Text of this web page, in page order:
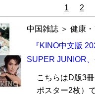
1 2
中国雑誌 ＞ 健康
『KINO中文版
SUPER JUNIOR
こちらはD版3
ポスター2枚）